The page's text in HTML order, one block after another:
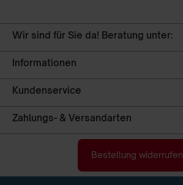
Wir sind für Sie da! Beratung unter:
Informationen
Kundenservice
Zahlungs- & Versandarten
Bestellung widerrufen